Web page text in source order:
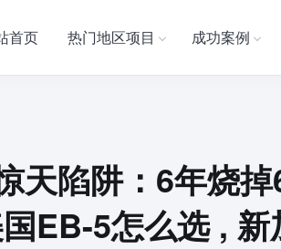
首页 热门地区项目 成功案例
天陷阱：6年烧
EB-5怎么选 ,